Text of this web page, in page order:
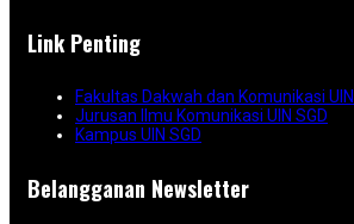
Link Penting
Fakultas Dakwah dan Komunikasi UIN
Jurusan Ilmu Komunikasi UIN SGD
Kampus UIN SGD
Belangganan Newsletter